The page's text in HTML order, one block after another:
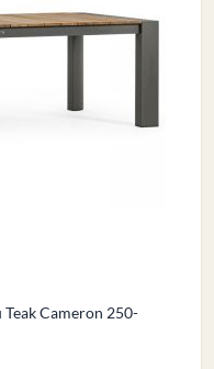
Cameron 250-